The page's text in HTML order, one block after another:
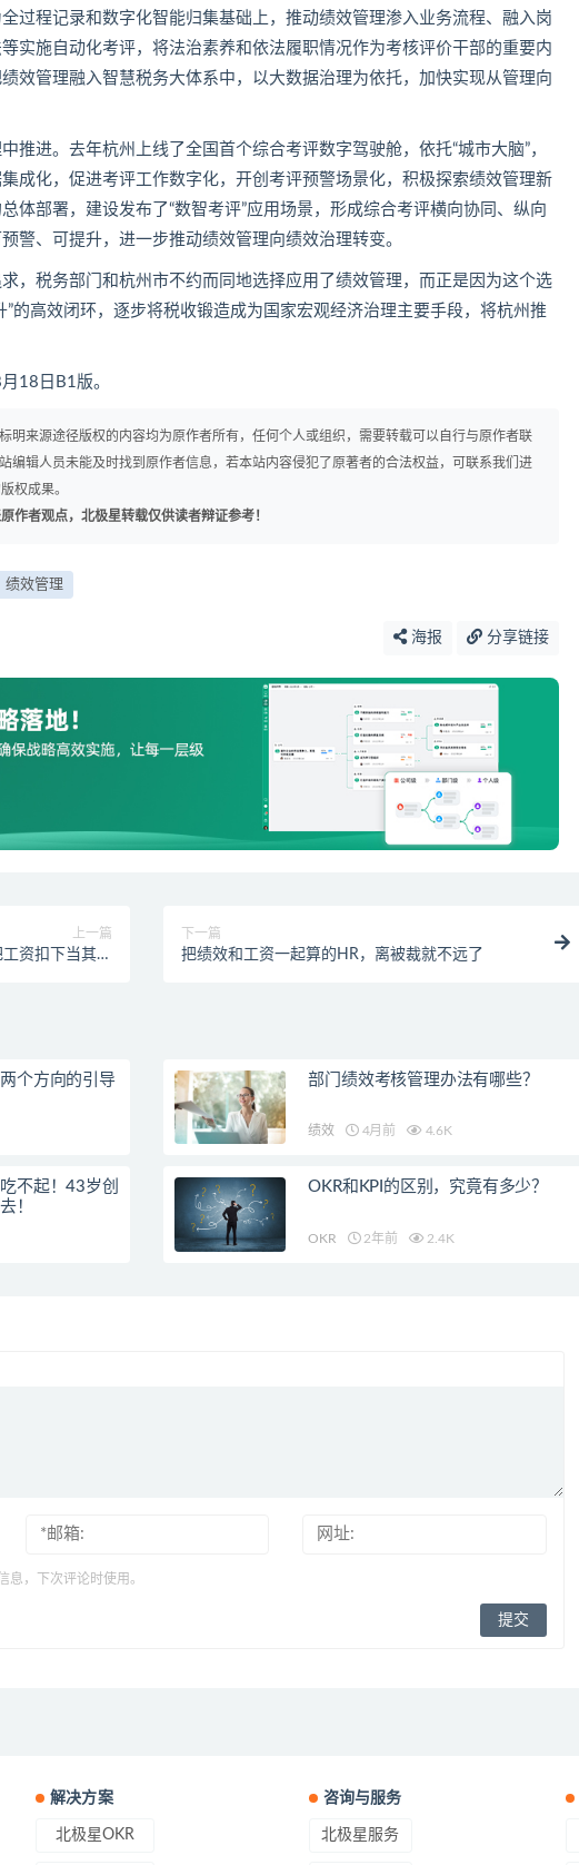
过程记录和数字化智能归集基础上，推动绩效管理渗入业务流程、融入岗
实施自动化考评，将法治素养和依法履职情况作为考核评价干部的重要内
效管理融入智慧税务大体系中，以大数据治理为依托，加快实现从管理向
推进。去年杭州上线了全国首个综合考评数字驾驶舱，依托“城市大脑”，
成化，促进考评工作数字化，开创考评预警场景化，积极探索绩效管理新
体部署，建设发布了“数智考评”应用场景，形成综合考评横向协同、纵向
警、可提升，进一步推动绩效管理向绩效治理转变。
，税务部门和杭州市不约而同地选择应用了绩效管理，而正是因为这个选
的高效闭环，逐步将税收锻造成为国家宏观经济治理主要手段，将杭州推
18日B1版。
明来源途径版权的内容均为原作者所有，任何个人或组织，需要转载可以自行与原作者联
编辑人员未能及时找到原作者信息，若本站内容侵犯了原著者的合法权益，可联系我们进
权成果。
作者观点，北极星转载仅供读者辩证参考！
绩效管理
海报 分享链接
上一篇
资扣下当其他
下一篇
把绩效和工资一起算的HR，离被裁就不远了
个方向的引导
部门绩效考核管理办法有哪些？
绩效 4月前 4.6K
不起！43岁创
！
OKR和KPI的区别，究竟有多少？
OKR 2年前 2.4K
息，下次评论时使用。
解决方案
北极星OKR
咨询与服务
北极星服务